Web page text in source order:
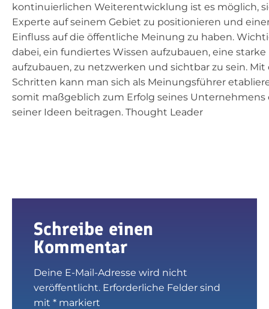
kontinuierlichen Weiterentwicklung ist es möglich,
Experte auf seinem Gebiet zu positionieren und
Einfluss auf die öffentliche Meinung zu haben.
dabei, ein fundiertes Wissen aufzubauen, eine starke
aufzubauen, zu netzwerken und sichtbar zu sein. Mit
Schritten kann man sich als Meinungsführer
somit maßgeblich zum Erfolg seines Unternehmens
seiner Ideen beitragen. Thought Leader
Schreibe einen
Kommentar
Deine E-Mail-Adresse wird nicht
veröffentlicht. Erforderliche Felder sind
mit * markiert